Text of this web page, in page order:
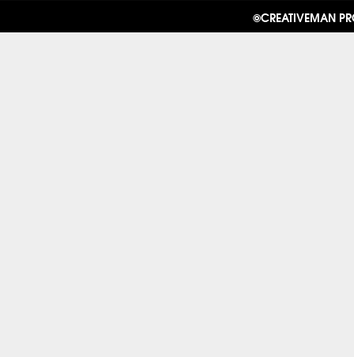
©CREATIVEMAN